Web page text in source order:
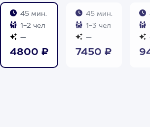
45 мин.
1-2 чел
—
4800 ₽
45 мин.
1-3 чел
—
7450 ₽